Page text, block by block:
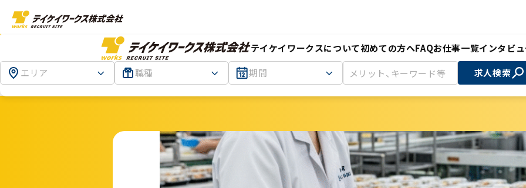
テイケイワークスについて初めての方へFAQお仕事一覧インタビ
エリア
職種 期間 求人検索